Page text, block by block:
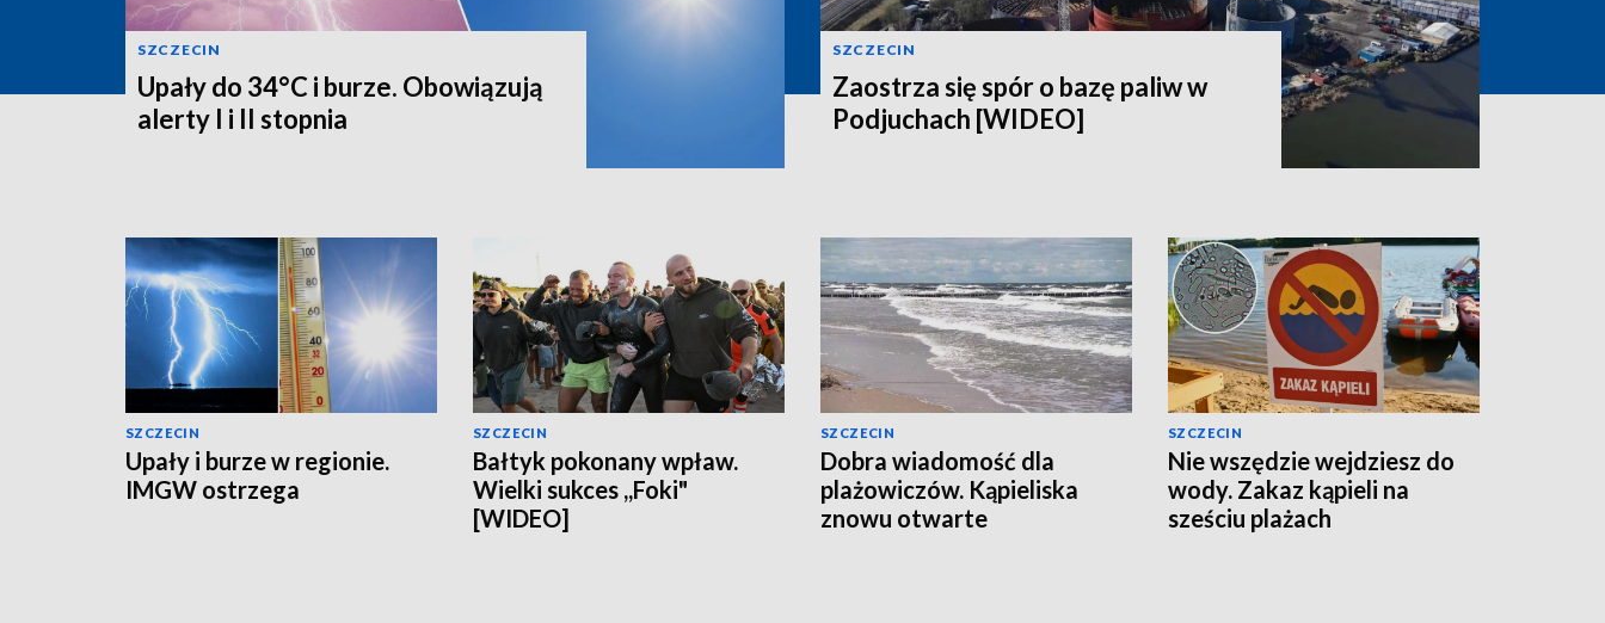
SZCZECIN
Upały do 34°C i burze. Obowiązują
alerty I i II stopnia
SZCZECIN
Zaostrza się spór o bazę paliw w
Podjuchach [WIDEO]
SZCZECIN
Upały i burze w regionie.
IMGW ostrzega
SZCZECIN
Bałtyk pokonany wpław.
Wielki sukces ,,Foki"
[WIDEO]
SZCZECIN
Dobra wiadomość dla
plażowiczów. Kąpieliska
znowu otwarte
SZCZECIN
Nie wszędzie wejdziesz do
wody. Zakaz kąpieli na
sześciu plażach